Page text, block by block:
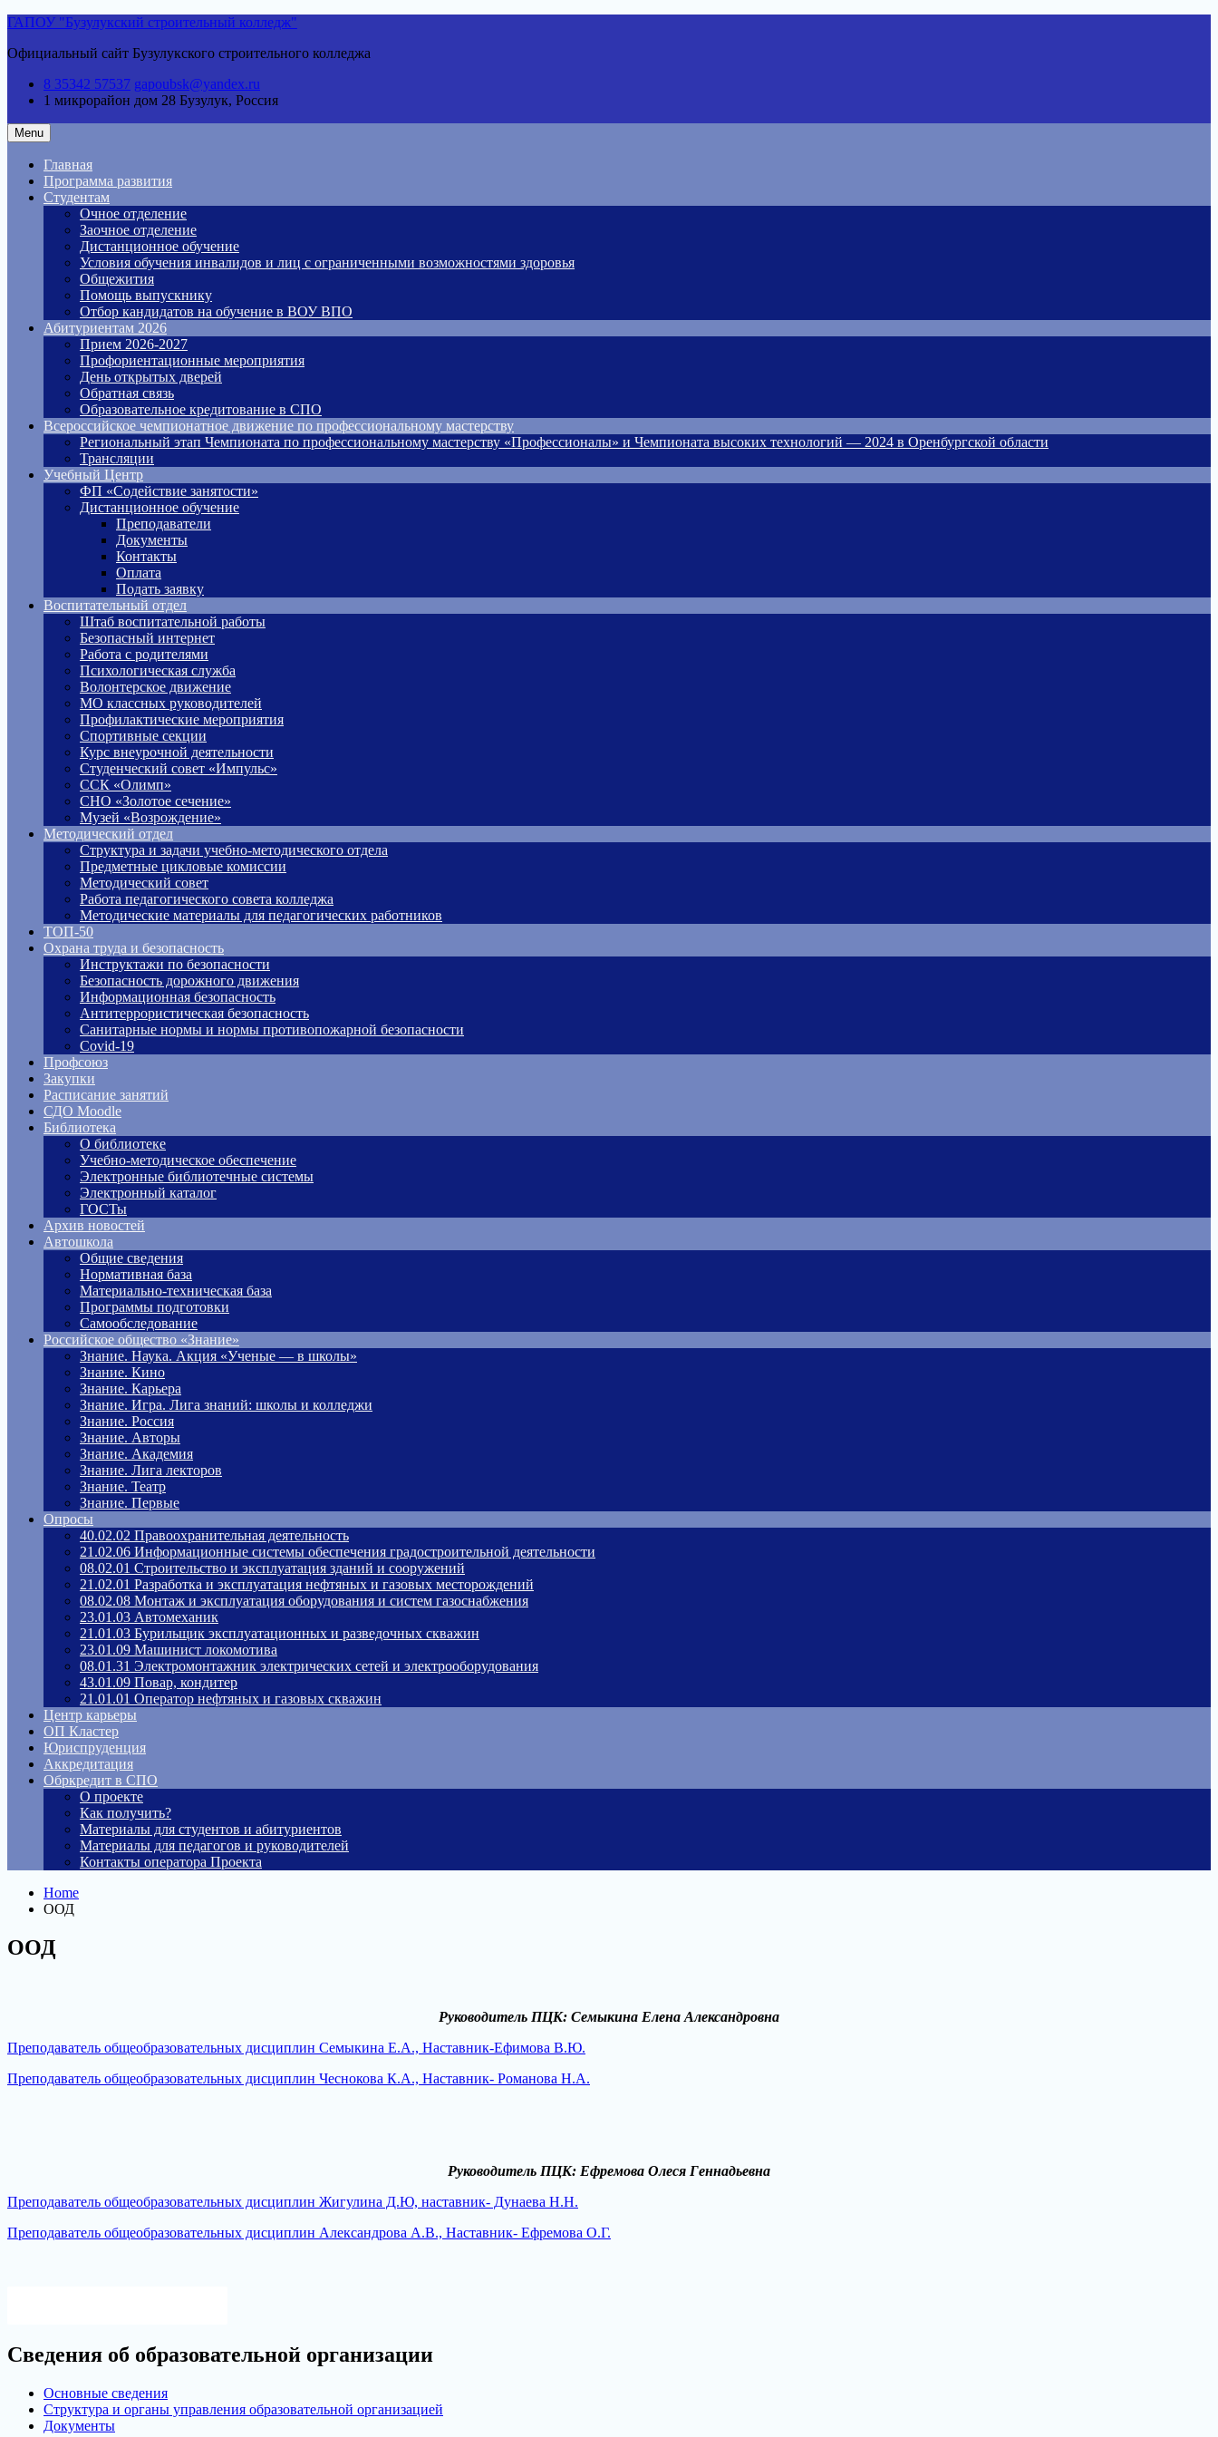
Skip
content
ГАПОУ "Бузулукский строительный колледж"
Официальный сайт Бузулукского строительного колледжа
8 35342 57537 gapoubsk@yandex.ru
1 микрорайон дом 28 Бузулук, Россия
Menu
Главная
Программа развития
Студентам
Очное отделение
Заочное отделение
Дистанционное обучение
Условия обучения инвалидов и лиц с ограниченными возможностями здоровья
Общежития
Помощь выпускнику
Отбор кандидатов на обучение в ВОУ ВПО
Абитуриентам 2026
Прием 2026-2027
Профориентационные мероприятия
День открытых дверей
Обратная связь
Образовательное кредитование в СПО
Всероссийское чемпионатное движение по профессиональному мастерству
Региональный этап Чемпионата по профессиональному мастерству «Профессионалы» и Чемпионата высоких технологий — 2024 в Оренбургской области
Трансляции
Учебный Центр
ФП «Содействие занятости»
Дистанционное обучение
Преподаватели
Документы
Контакты
Оплата
Подать заявку
Воспитательный отдел
Штаб воспитательной работы
Безопасный интернет
Работа с родителями
Психологическая служба
Волонтерское движение
МО классных руководителей
Профилактические мероприятия
Спортивные секции
Курс внеурочной деятельности
Студенческий совет «Импульс»
ССК «Олимп»
СНО «Золотое сечение»
Музей «Возрождение»
Методический отдел
Структура и задачи учебно-методического отдела
Предметные цикловые комиссии
Методический совет
Работа педагогического совета колледжа
Методические материалы для педагогических работников
ТОП-50
Охрана труда и безопасность
Инструктажи по безопасности
Безопасность дорожного движения
Информационная безопасность
Антитеррористическая безопасность
Санитарные нормы и нормы противопожарной безопасности
Covid-19
Профсоюз
Закупки
Расписание занятий
СДО Moodle
Библиотека
О библиотеке
Учебно-методическое обеспечение
Электронные библиотечные системы
Электронный каталог
ГОСТы
Архив новостей
Автошкола
Общие сведения
Нормативная база
Материально-техническая база
Программы подготовки
Самообследование
Российское общество «Знание»
Знание. Наука. Акция «Ученые — в школы»
Знание. Кино
Знание. Карьера
Знание. Игра. Лига знаний: школы и колледжи
Знание. Россия
Знание. Авторы
Знание. Академия
Знание. Лига лекторов
Знание. Театр
Знание. Первые
Опросы
40.02.02 Правоохранительная деятельность
21.02.06 Информационные системы обеспечения градостроительной деятельности
08.02.01 Строительство и эксплуатация зданий и сооружений
21.02.01 Разработка и эксплуатация нефтяных и газовых месторождений
08.02.08 Монтаж и эксплуатация оборудования и систем газоснабжения
23.01.03 Автомеханик
21.01.03 Бурильщик эксплуатационных и разведочных скважин
23.01.09 Машинист локомотива
08.01.31 Электромонтажник электрических сетей и электрооборудования
43.01.09 Повар, кондитер
21.01.01 Оператор нефтяных и газовых скважин
Центр карьеры
ОП Кластер
Юриспруденция
Аккредитация
Обркредит в СПО
О проекте
Как получить?
Материалы для студентов и абитуриентов
Материалы для педагогов и руководителей
Контакты оператора Проекта
Home
ООД
ООД
Руководитель ПЦК: Семыкина Елена Александровна
Преподаватель общеобразовательных дисциплин Семыкина Е.А., Наставник-Ефимова В.Ю.
Преподаватель общеобразовательных дисциплин Чеснокова К.А., Наставник- Романова Н.А.
Руководитель ПЦК: Ефремова Олеся Геннадьевна
Преподаватель общеобразовательных дисциплин Жигулина Д.Ю, наставник- Дунаева Н.Н.
Преподаватель общеобразовательных дисциплин Александрова А.В., Наставник- Ефремова О.Г.
Сведения об образовательной организации
Основные сведения
Структура и органы управления образовательной организацией
Документы